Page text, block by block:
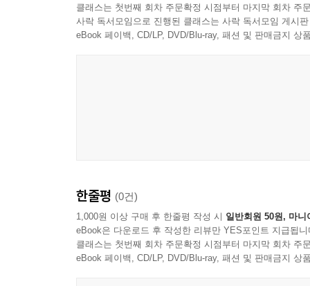
클래스는 첫번째 회차 주문확정 시점부터 마지막 회차 주
사락 독서모임으로 진행된 클래스는 사락 독서모임 게시
eBook 페이백, CD/LP, DVD/Blu-ray, 패션 및 판매금지 상
한줄평 (0건)
1,000원 이상 구매 후 한줄평 작성 시 일반회원 50원, 마니
eBook은 다운로드 후 작성한 리뷰만 YES포인트 지급됩니
클래스는 첫번째 회차 주문확정 시점부터 마지막 회차 주
eBook 페이백, CD/LP, DVD/Blu-ray, 패션 및 판매금지 상